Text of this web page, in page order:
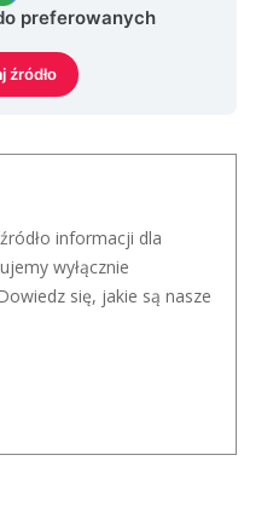
preferowanych
źródło
informacji dla
wyłącznie
się, jakie są nasze